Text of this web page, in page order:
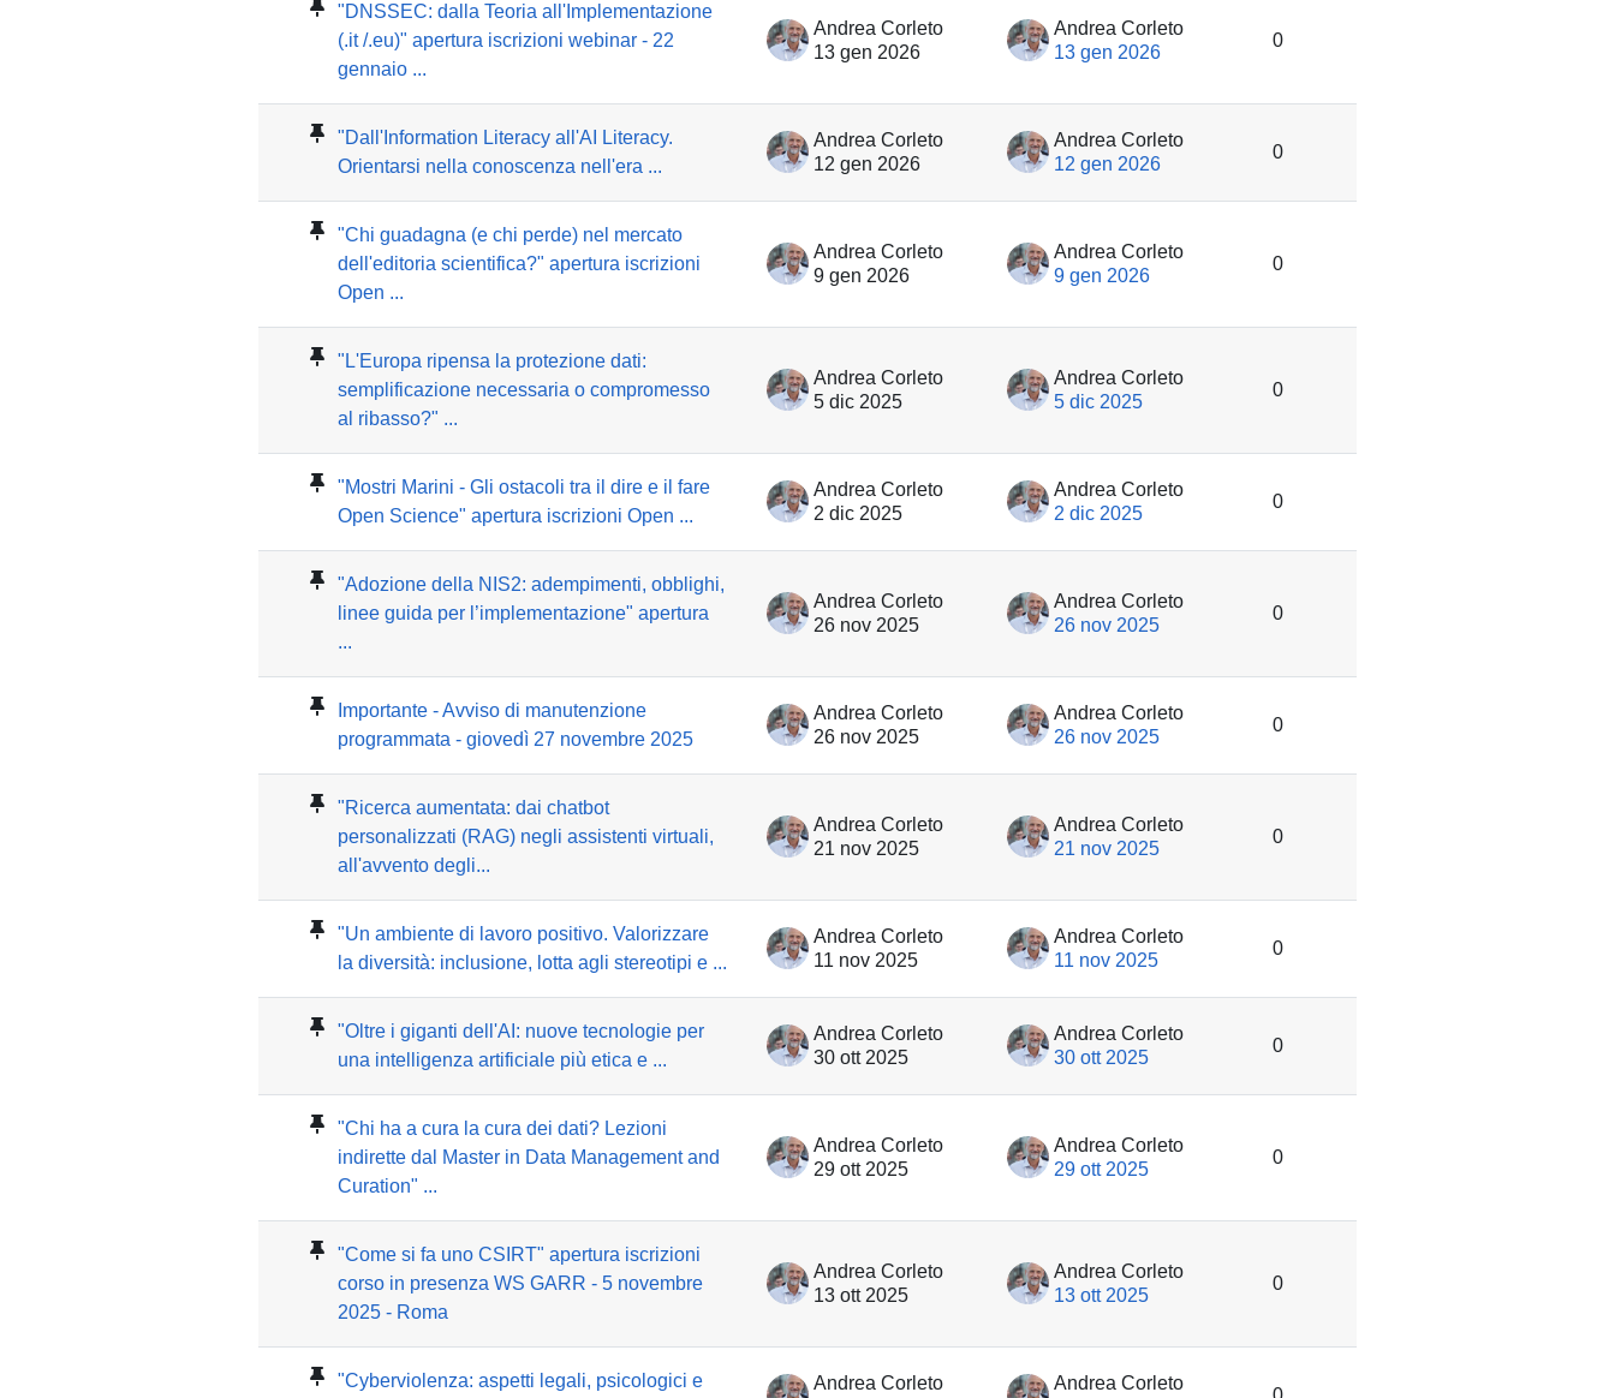
"DNSSEC: dalla Teoria all'Implementazione
(.it /.eu)" apertura iscrizioni webinar - 22
gennaio ...
Andrea Corleto
13 gen 2026
Andrea Corleto
13 gen 2026
0
"Dall'Information Literacy all'AI Literacy.
Orientarsi nella conoscenza nell'era ...
Andrea Corleto
12 gen 2026
Andrea Corleto
12 gen 2026
0
"Chi guadagna (e chi perde) nel mercato
dell'editoria scientifica?" apertura iscrizioni
Open ...
Andrea Corleto
9 gen 2026
Andrea Corleto
9 gen 2026
0
"L'Europa ripensa la protezione dati:
semplificazione necessaria o compromesso
al ribasso?" ...
Andrea Corleto
5 dic 2025
Andrea Corleto
5 dic 2025
0
"Mostri Marini - Gli ostacoli tra il dire e il fare
Open Science" apertura iscrizioni Open ...
Andrea Corleto
2 dic 2025
Andrea Corleto
2 dic 2025
0
"Adozione della NIS2: adempimenti, obblighi,
linee guida per l’implementazione" apertura
...
Andrea Corleto
26 nov 2025
Andrea Corleto
26 nov 2025
0
Importante - Avviso di manutenzione
programmata - giovedì 27 novembre 2025
Andrea Corleto
26 nov 2025
Andrea Corleto
26 nov 2025
0
"Ricerca aumentata: dai chatbot
personalizzati (RAG) negli assistenti virtuali,
all'avvento degli...
Andrea Corleto
21 nov 2025
Andrea Corleto
21 nov 2025
0
"Un ambiente di lavoro positivo. Valorizzare
la diversità: inclusione, lotta agli stereotipi e ...
Andrea Corleto
11 nov 2025
Andrea Corleto
11 nov 2025
0
"Oltre i giganti dell'AI: nuove tecnologie per
una intelligenza artificiale più etica e ...
Andrea Corleto
30 ott 2025
Andrea Corleto
30 ott 2025
0
"Chi ha a cura la cura dei dati? Lezioni
indirette dal Master in Data Management and
Curation" ...
Andrea Corleto
29 ott 2025
Andrea Corleto
29 ott 2025
0
"Come si fa uno CSIRT" apertura iscrizioni
corso in presenza WS GARR - 5 novembre
2025 - Roma
Andrea Corleto
13 ott 2025
Andrea Corleto
13 ott 2025
0
"Cyberviolenza: aspetti legali, psicologici e
Andrea Corleto
Andrea Corleto